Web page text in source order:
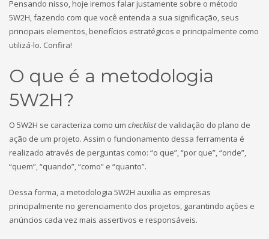
Pensando nisso, hoje iremos falar justamente sobre o método
5W2H, fazendo com que você entenda a sua significação, seus
principais elementos, benefícios estratégicos e principalmente como
utilizá-lo. Confira!
O que é a metodologia
5W2H?
O 5W2H se caracteriza como um checklistde validação do plano de
ação de um projeto. Assim o funcionamento dessa ferramenta é
realizado através de perguntas como: “o que”, “por que”, “onde”,
“quem”, “quando”, “como” e “quanto”.
Dessa forma, a metodologia 5W2H auxilia as empresas
principalmente no gerenciamento dos projetos, garantindo ações e
anúncios cada vez mais assertivos e responsáveis.